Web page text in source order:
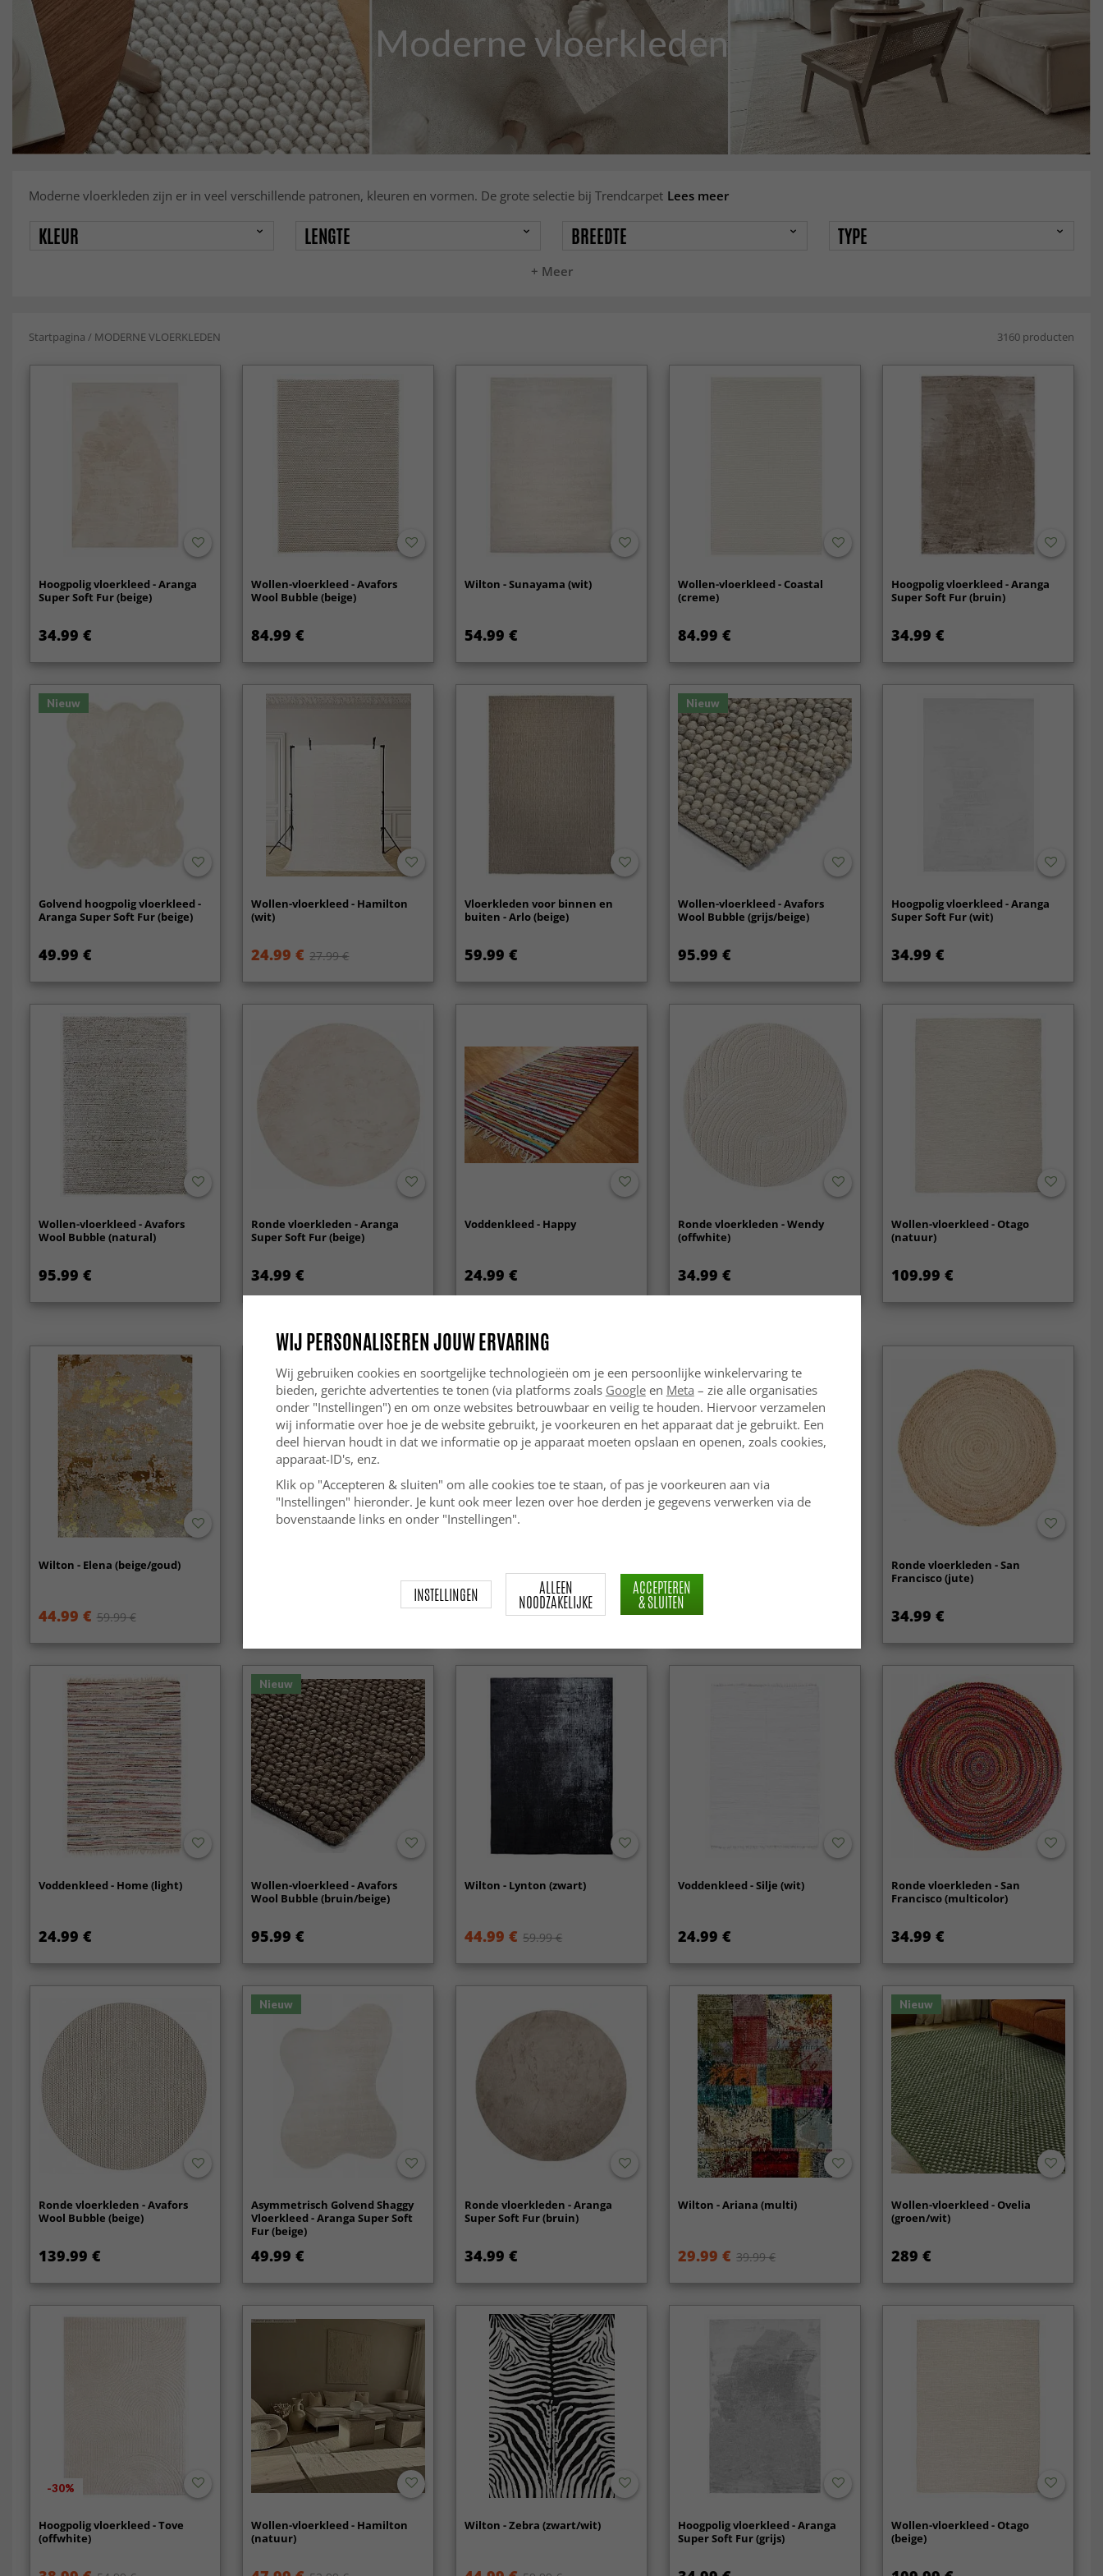
Moderne vloerkleden
Moderne vloerkleden zijn er in veel verschillende patronen, kleuren en vormen. De grote selectie bij Trendcarpet Lees meer
+ Meer
KLEUR LENGTE BREEDTE TYPE
Startpagina / MODERNE VLOERKLEDEN 3160 producten
Hoogpolig vloerkleed - Aranga
Super Soft Fur (beige)
34.99 €
Wollen-vloerkleed - Avafors
Wool Bubble (beige)
84.99 €
Wilton - Sunayama (wit)
54.99 €
Wollen-vloerkleed - Coastal
(creme)
84.99 €
Hoogpolig vloerkleed - Aranga
Super Soft Fur (bruin)
34.99 €
Nieuw
Golvend hoogpolig vloerkleed -
Aranga Super Soft Fur (beige)
49.99 €
Wollen-vloerkleed - Hamilton
(wit)
24.99 € 27.99 €
Vloerkleden voor binnen en
buiten - Arlo (beige)
59.99 €
Nieuw
Wollen-vloerkleed - Avafors
Wool Bubble (grijs/beige)
95.99 €
Hoogpolig vloerkleed - Aranga
Super Soft Fur (wit)
34.99 €
Wollen-vloerkleed - Avafors
Wool Bubble (natural)
95.99 €
Ronde vloerkleden - Aranga
Super Soft Fur (beige)
34.99 €
Voddenkleed - Happy
24.99 €
Ronde vloerkleden - Wendy
(offwhite)
34.99 €
Wollen-vloerkleed - Otago
(natuur)
109.99 €
Wilton - Elena (beige/goud)
44.99 € 59.99 €
(offwhite)
54.99 €
(jute)
29.99 €
Ronde vloerkleden - San
Francisco (jute)
34.99 €
Voddenkleed - Home (light)
24.99 €
Nieuw
Wollen-vloerkleed - Avafors
Wool Bubble (bruin/beige)
95.99 €
Wilton - Lynton (zwart)
44.99 € 59.99 €
Voddenkleed - Silje (wit)
24.99 €
Ronde vloerkleden - San
Francisco (multicolor)
34.99 €
Ronde vloerkleden - Avafors
Wool Bubble (beige)
139.99 €
Nieuw
Asymmetrisch Golvend Shaggy
Vloerkleed - Aranga Super Soft
Fur (beige)
49.99 €
Ronde vloerkleden - Aranga
Super Soft Fur (bruin)
34.99 €
Wilton - Ariana (multi)
29.99 € 39.99 €
Nieuw
Wollen-vloerkleed - Ovelia
(groen/wit)
289 €
-30%
Hoogpolig vloerkleed - Tove
(offwhite)
Wollen-vloerkleed - Hamilton
(natuur)
Wilton - Zebra (zwart/wit)
Hoogpolig vloerkleed - Aranga
Super Soft Fur (grijs)
Wollen-vloerkleed - Otago
(beige)
WIJ PERSONALISEREN JOUW ERVARING
Wij gebruiken cookies en soortgelijke technologieën om je een persoonlijke winkelervaring te
bieden, gerichte advertenties te tonen (via platforms zoals Googleen Meta – zie alle organisaties
onder "Instellingen") en om onze websites betrouwbaar en veilig te houden. Hiervoor verzamelen
wij informatie over hoe je de website gebruikt, je voorkeuren en het apparaat dat je gebruikt. Een
deel hiervan houdt in dat we informatie op je apparaat moeten opslaan en openen, zoals cookies,
apparaat-ID's, enz.
Klik op "Accepteren & sluiten" om alle cookies toe te staan, of pas je voorkeuren aan via
"Instellingen" hieronder. Je kunt ook meer lezen over hoe derden je gegevens verwerken via de
bovenstaande links en onder "Instellingen".
INSTELLINGEN ALLEEN
NOODZAKELIJKE
ACCEPTEREN
& SLUITEN